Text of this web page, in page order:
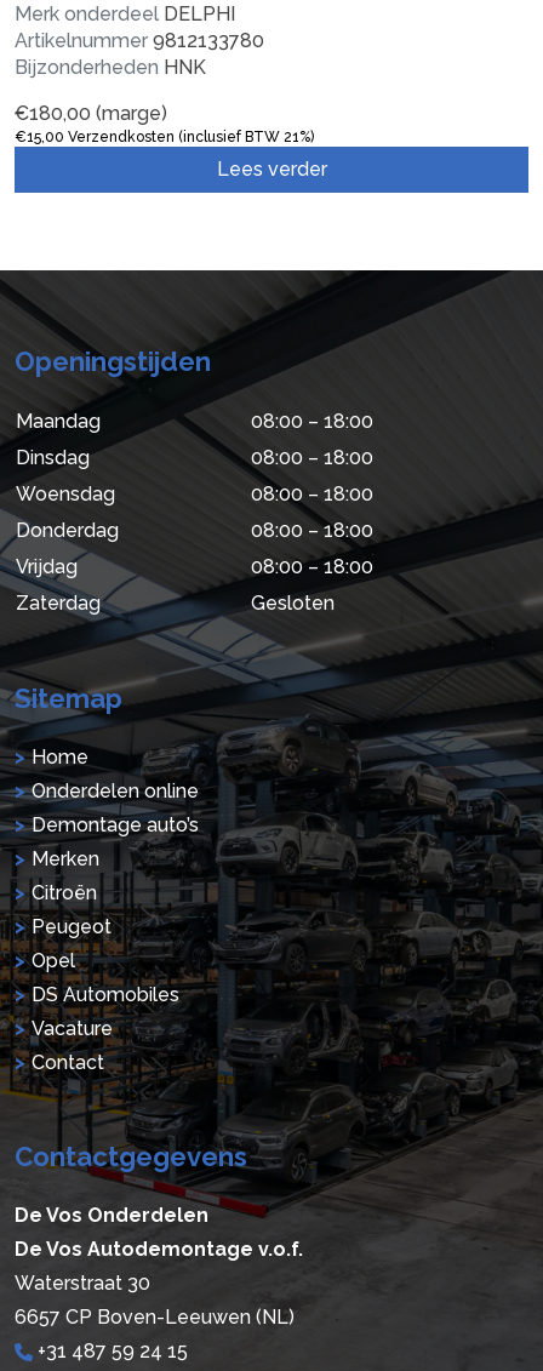
Merk onderdeel DELPHI
Artikelnummer 9812133780
Bijzonderheden HNK
€180,00 (marge)
€15,00 Verzendkosten (inclusief BTW 21%)
Lees verder
Openingstijden
Maandag
08:00 – 18:00
Dinsdag
08:00 – 18:00
Woensdag
08:00 – 18:00
Donderdag
08:00 – 18:00
Vrijdag
08:00 – 18:00
Zaterdag
Gesloten
Sitemap
Home
Onderdelen online
Demontage auto’s
Merken
Citroën
Peugeot
Opel
DS Automobiles
Vacature
Contact
Contactgegevens
De Vos Onderdelen
De Vos Autodemontage v.o.f.
Waterstraat 30
6657 CP Boven-Leeuwen (NL)
+31 487 59 24 15